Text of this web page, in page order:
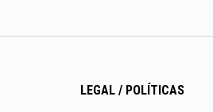
LEGAL / POLÍTICAS